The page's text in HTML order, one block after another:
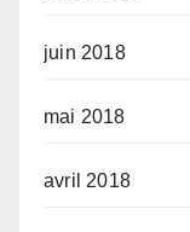
juin 2018
mai 2018
avril 2018